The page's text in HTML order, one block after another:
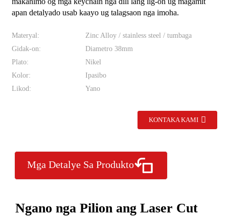
apan detalyado usab kaayo ug talagsaon nga imoha.
Materyal:
Zinc Alloy / stainless steel / tumbaga
Gidak-on:
Diametro 38mm
Plato:
Nikel
Kolor:
Ipasibo
Likod:
Yano
KONTAKA KAMI
Mga Detalye Sa Produkto
Ngano nga Pilion ang Laser Cut